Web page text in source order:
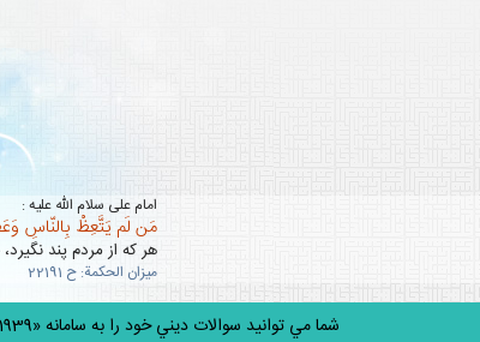
امام على سلام الله عليه :
مَن لَم يَتَّعِظْ بِالنّاسِ
هر كه از مردم پند
ميزان الحكمة: ح 22191
شما مي توانيد سوالات ديني خود را به سامانه «30001939» پيامك كنيد.